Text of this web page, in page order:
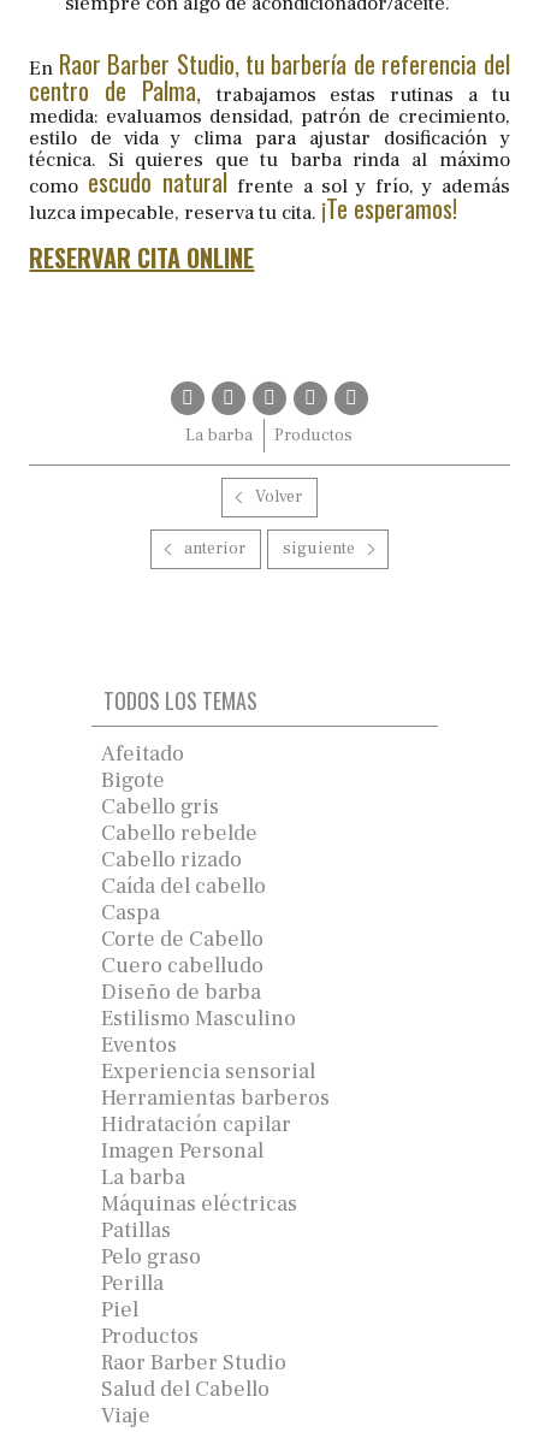
En Raor Barber Studio, tu barbería de referencia del
centro de Palma,trabajamos estas rutinas a tu
medida: evaluamos densidad, patrón de crecimiento,
estilo de vida y clima para ajustar dosificación y
técnica. Si quieres que tu barba rinda al máximo
como escudo natural frente a sol y frío, y además
luzca impecable, reserva tu cita. ¡Te esperamos!
RESERVAR CITA ONLINE
La barba Productos
Volver
anterior siguiente
TODOS LOS TEMAS
Afeitado
Bigote
Cabello gris
Cabello rebelde
Cabello rizado
Caída del cabello
Caspa
Corte de Cabello
Cuero cabelludo
Diseño de barba
Estilismo Masculino
Eventos
Experiencia sensorial
Herramientas barberos
Hidratación capilar
Imagen Personal
La barba
Máquinas eléctricas
Patillas
Pelo graso
Perilla
Piel
Productos
Raor Barber Studio
Salud del Cabello
Viaje